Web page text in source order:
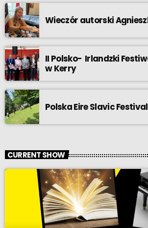
Wieczór autorski
II Polsko- Irlandzki
w Kerry
Polska Eire Slavic
CURRENT SHOW